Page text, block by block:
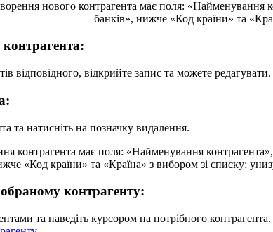
контрагента:
тів відповідного, відкрийте запис та можете редагувати.
:
та та натисніть на позначку видалення.
обраному контрагенту:
нтами та наведіть курсором на потрібного контрагента.